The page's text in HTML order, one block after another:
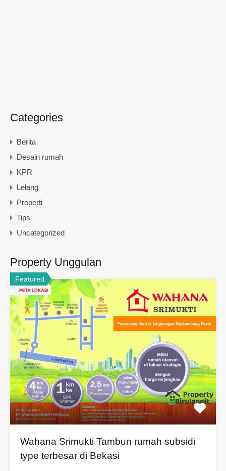
Categories
Berita
Desain rumah
KPR
Lelang
Properti
Tips
Uncategorized
Property Unggulan
Featured
Wahana Srimukti Tambun rumah subsidi
type terbesar di Bekasi